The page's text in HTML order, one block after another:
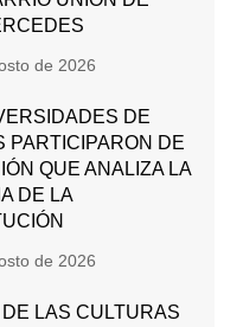
de 2026
DE
PARTICIPARON DE
QUE ANALIZA LA
DE LA
de 2026
DE LAS CULTURAS